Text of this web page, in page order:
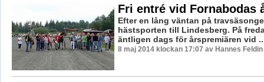
Fri entré vid Fornabodas
Efter en lång väntan på
hästsporten till Lindesberg. På
äntligen dags för årspremiären vid
8 maj 2014 klockan 17:07 av Hannes Feldin